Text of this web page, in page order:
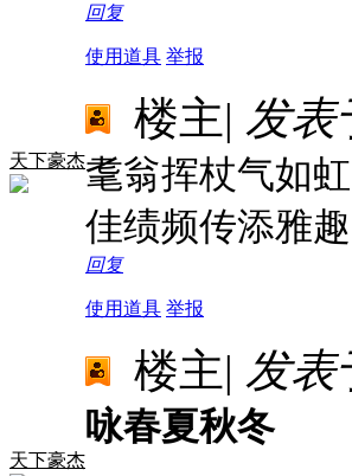
回复
使用道具 举报
天下豪杰
楼主| 发表
耄翁挥杖气如
佳绩频传添雅
回复
使用道具 举报
天下豪杰
楼主| 发表
咏春夏秋冬